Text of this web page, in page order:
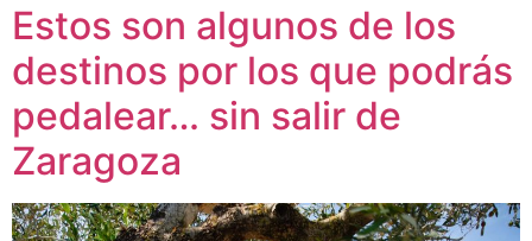
Estos son algunos de los
destinos por los que podrás
pedalear… sin salir de
Zaragoza